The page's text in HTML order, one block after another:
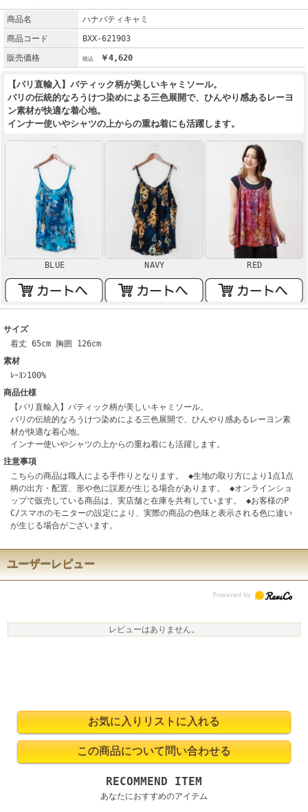
商品名
ハナバティキャミ
商品コード
BXX-621903
販売価格
￥4,620
【バリ直輸入】バティック柄が美しいキャミソール。
バリの伝統的なろうけつ染めによる三色展開で、ひんやり感あるレーヨ
ン素材が快適な着心地。
インナー使いやシャツの上からの重ね着にも活躍します。
BLUE NAVY RED
サイズ
着丈 65cm 胸囲 126cm
素材
ﾚｰﾖﾝ100%
商品仕様
【バリ直輸入】バティック柄が美しいキャミソール。
バリの伝統的なろうけつ染めによる三色展開で、ひんやり感あるレーヨン素
材が快適な着心地。
インナー使いやシャツの上からの重ね着にも活躍します。
注意事項
こちらの商品は職人による手作りとなります。 ◆生地の取り方により1点1点
柄の出方・配置、形や色に誤差が生じる場合があります。 ◆オンラインショ
ップで販売している商品は、実店舗と在庫を共有しています。 ◆お客様のP
C/スマホのモニターの設定により、実際の商品の色味と表示される色に違い
が生じる場合がございます。
ユーザーレビュー
レビューはありません。
RECOMMEND ITEM
あなたにおすすめのアイテム